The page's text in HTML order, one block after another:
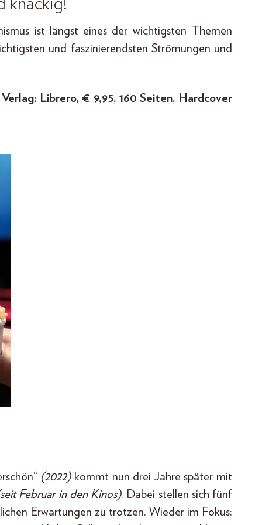
ist längst eines der wichtigsten Themen
und faszinierendsten Strömungen und
Librero, € 9,95, 160 Seiten, Hardcover
(2022) kommt nun drei Jahre später mit
Februar in den Kinos). Dabei stellen sich fünf
Erwartungen zu trotzen. Wieder im Fokus: